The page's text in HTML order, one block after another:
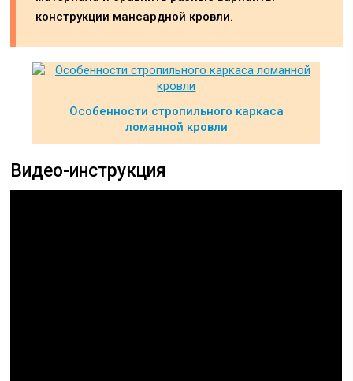
конструкции мансардной кровли.
Особенности стропильного каркаса
ломанной кровли
Видео-инструкция